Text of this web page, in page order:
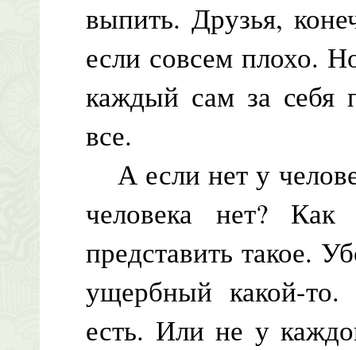
выпить. Друзья,
если совсем плохо.
каждый сам за себя
все.
А если нет у
человека нет?
представить такое.
ущербный какой-
есть. Или не у